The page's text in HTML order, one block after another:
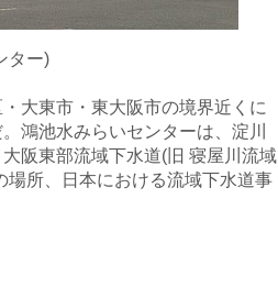
ター)
大東市・東大阪市の境界近くに
鴻池水みらいセンターは、淀川
阪東部流域下水道(旧 寝屋川流域
所、日本における流域下水道事